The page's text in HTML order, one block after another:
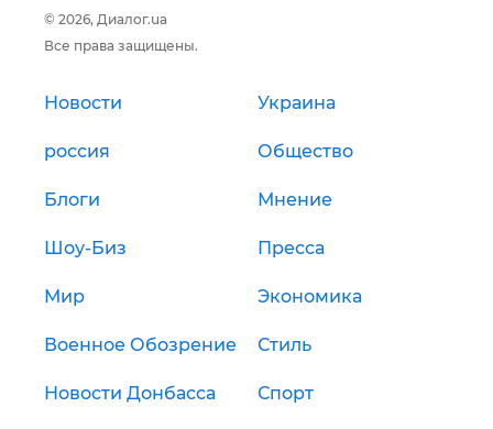
© 2026, Диалог.ua
Все права защищены.
Новости Украина
россия Общество
Блоги Мнение
Шоу-Биз Пресса
Мир Экономика
Военное Обозрение Стиль
Новости Донбасса Спорт